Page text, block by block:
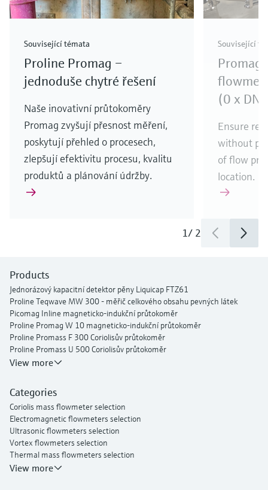
Související témata
Proline Promag –
jednoduše chytré řešení
Naše inovativní průtokoměry
Promag zvyšují přesnost měření,
poskytují přehled o procesech,
zlepšují efektivitu procesu, kvalitu
produktů a plánování údržby.
Související
Promag
(0 x DN
Ensure
without
of flow
location.
1/ 2
Products
Jednorázový kapacitní detektor pěny Liquicap FTZ61
Proline Teqwave MW 300 - měřič celkového obsahu pevných látek
Picomag Inline magneticko-indukční průtokoměr
Proline Promag W 10 magneticko-indukční průtokoměr
Proline Promass F 300 Coriolisův průtokoměr
Proline Promass U 500 Coriolisův průtokoměr
Proline Prosonic Flow P 500 je ultrazvukový měřič průtoku s upevňovací
Proline Prowirl F 200 vírový průtokoměr
Proline t-mass I 300 termický hmotnostní průtokoměr
View more
Categories
Coriolis mass flowmeter selection
Electromagnetic flowmeters selection
Ultrasonic flowmeters selection
Vortex flowmeters selection
Thermal mass flowmeters selection
View more